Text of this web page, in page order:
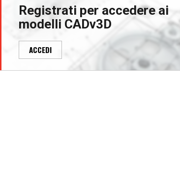
Registrati per accedere ai
modelli CADv3D
ACCEDI